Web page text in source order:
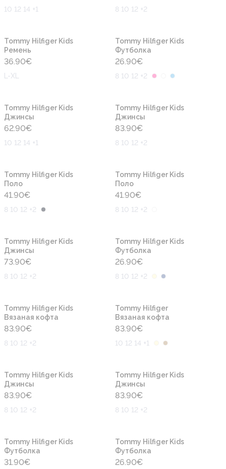
10 12 14 +1 8 10 12 +2
Tommy Hilfiger Kids
Ремень
36.90€
L-XL
Tommy Hilfiger Kids
Футболка
26.90€
8 10 12 +2
Tommy Hilfiger Kids
Джинсы
62.90€
10 12 14 +1
Tommy Hilfiger Kids
Джинсы
83.90€
8 10 12 +2
Tommy Hilfiger Kids
Поло
41.90€
8 10 12 +2
Tommy Hilfiger Kids
Поло
41.90€
8 10 12 +2
Tommy Hilfiger Kids
Джинсы
73.90€
8 10 12 +2
Tommy Hilfiger Kids
Футболка
26.90€
8 10 12 +2
Tommy Hilfiger Kids
Вязаная кофта
83.90€
8 10 12 +2
Tommy Hilfiger
Вязаная кофта
83.90€
10 12 14 +1
Tommy Hilfiger Kids
Джинсы
83.90€
8 10 12 +2
Tommy Hilfiger Kids
Джинсы
83.90€
8 10 12 +2
Tommy Hilfiger Kids
Футболка
31.90€
Tommy Hilfiger Kids
Футболка
26.90€